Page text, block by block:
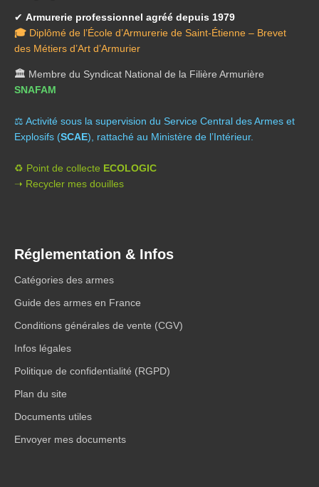
✔ Armurerie professionnel agréé depuis 1979
🎓 Diplômé de l’École d’Armurerie de Saint-Étienne – Brevet
des Métiers d’Art d’Armurier
🏛️ Membre du Syndicat National de la Filière Armurière
SNAFAM
⚖️ Activité sous la supervision du Service Central des Armes et
Explosifs (SCAE), rattaché au Ministère de l’Intérieur.
♻️ Point de collecte ECOLOGIC
➝ Recycler mes douilles
Réglementation & Infos
Catégories des armes
Guide des armes en France
Conditions générales de vente (CGV)
Infos légales
Politique de confidentialité (RGPD)
Plan du site
Documents utiles
Envoyer mes documents